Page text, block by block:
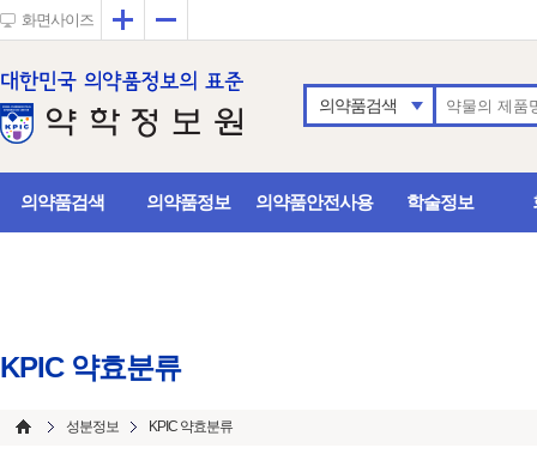
화면사이즈 확대
의약품검색
의약품검색 의약품정보 의약품안전사용 학술정보
KPIC 약효분류
성분정보 KPIC 약효분류